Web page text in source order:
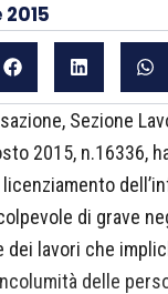
Sezione
2015, n.16336,
di grave
dei lavori che
delle